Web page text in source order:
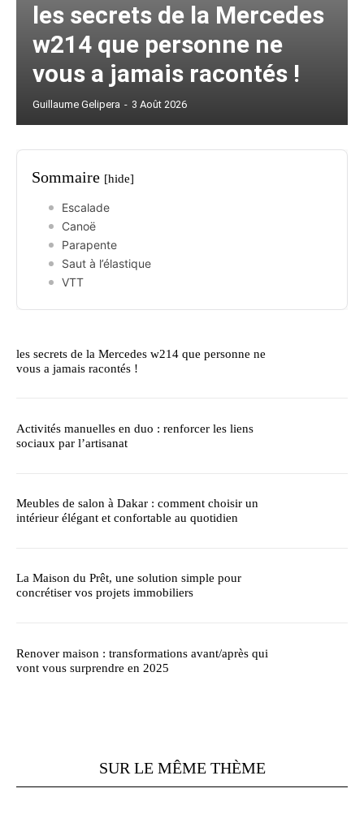
les secrets de la Mercedes
w214 que personne ne
vous a jamais racontés !
Guillaume Gelipera - 3 Août 2026
Sommaire [hide]
Escalade
Canoë
Parapente
Saut à l’élastique
VTT
les secrets de la Mercedes w214 que personne ne
vous a jamais racontés !
Activités manuelles en duo : renforcer les liens
sociaux par l’artisanat
Meubles de salon à Dakar : comment choisir un
intérieur élégant et confortable au quotidien
La Maison du Prêt, une solution simple pour
concrétiser vos projets immobiliers
Renover maison : transformations avant/après qui
vont vous surprendre en 2025
SUR LE MÊME THÈME